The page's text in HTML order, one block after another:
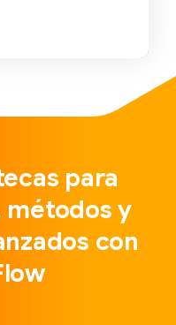
para
métodos y
con